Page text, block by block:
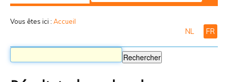
Recherche
Vous êtes ici : Accueil
NL FR